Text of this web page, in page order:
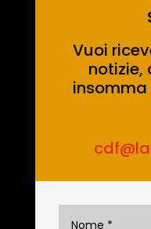
Vuoi
notizie,